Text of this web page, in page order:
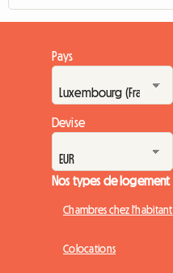
Pays
Devise
Nos types de logement
Chambres chez l'habitant
Colocations